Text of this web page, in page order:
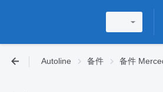
Autoline 备件 备件